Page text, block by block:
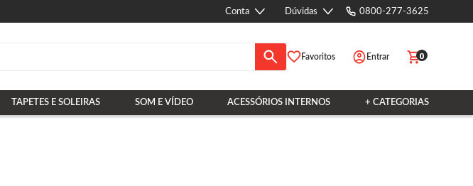
Conta Dúvidas 0800-277-3625
Favoritos Entrar 0
TAPETES E SOLEIRAS SOM E VÍDEO ACESSÓRIOS INTERNOS + CATEGORIAS